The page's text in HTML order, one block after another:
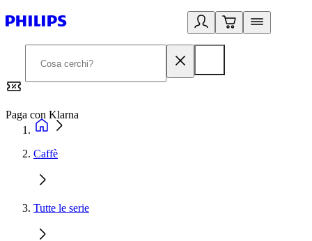
Paga con Klarna
Caffè
Tutte le serie